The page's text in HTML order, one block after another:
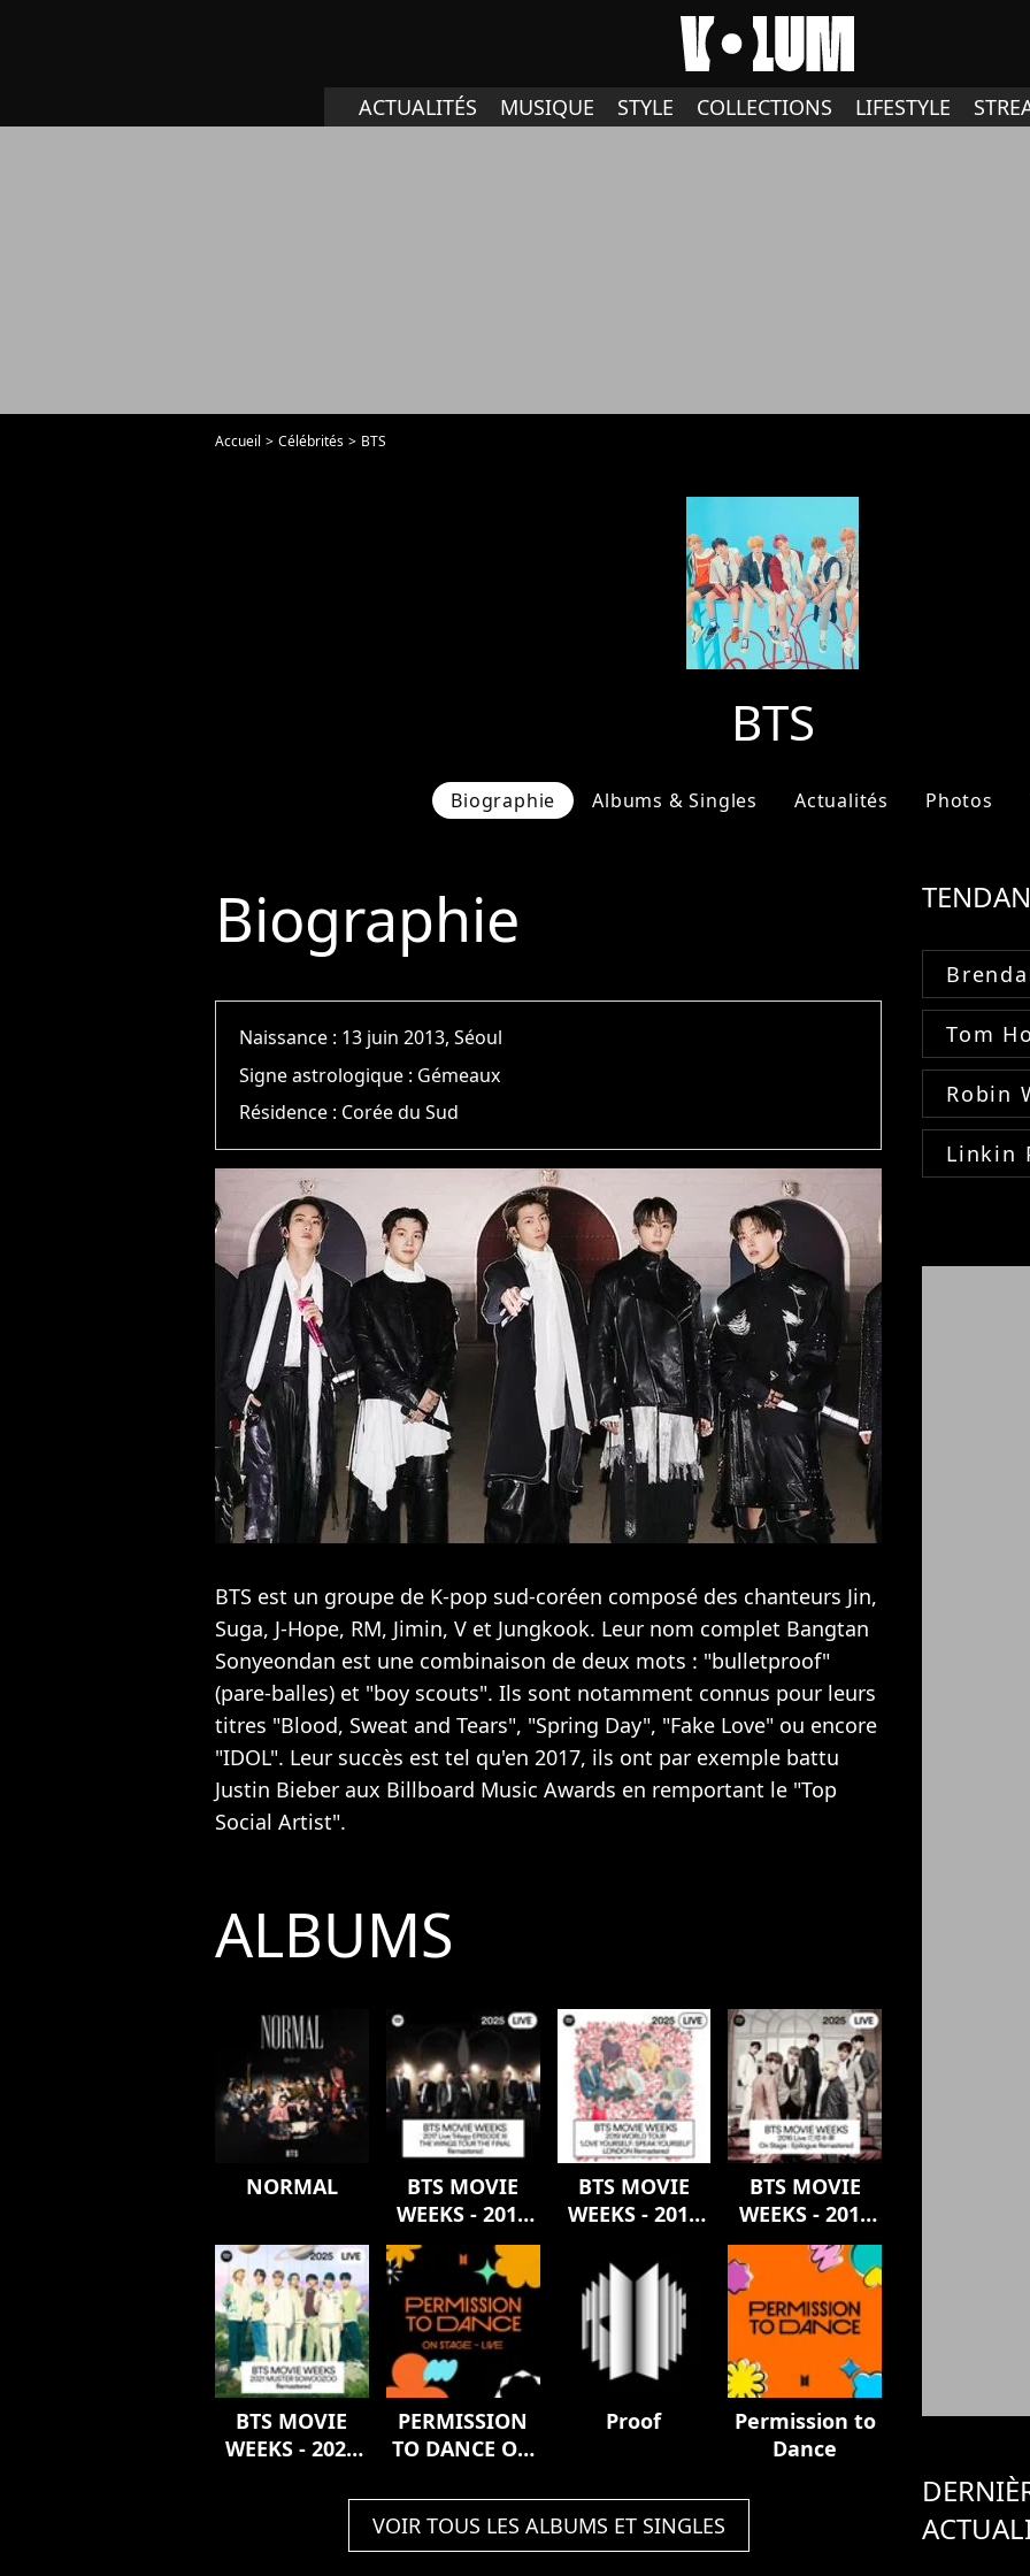
ACTUALITÉS MUSIQUE STYLE COLLECTIONS LIFESTYLE
Accueil Célébrités BTS
BTS
Biographie Albums & Singles Actualités Photos
Biographie
Naissance : 13 juin 2013, Séoul
Signe astrologique : Gémeaux
Résidence : Corée du Sud
BTS est un groupe de K-pop sud-coréen composé des chanteurs Jin,
Suga, J-Hope, RM, Jimin, V et Jungkook. Leur nom complet Bangtan
Sonyeondan est une combinaison de deux mots : "bulletproof"
(pare-balles) et "boy scouts". Ils sont notamment connus pour leurs
titres "Blood, Sweat and Tears", "Spring Day", "Fake Love" ou encore
"IDOL". Leur succès est tel qu'en 2017, ils ont par exemple battu
Justin Bieber aux Billboard Music Awards en remportant le "Top
Social Artist".
ALBUMS
NORMAL
BTS MOVIE
WEEKS - 2017
Live Trilogy
EPISODE III
THE WINGS
TOUR THE
FINAL
Remastered
BTS MOVIE
WEEKS - 2019
‘LOVE
YOURSELF:
SPEAK
YOURSELF’
LONDON
Remastered
BTS MOVIE
WEEKS - 2016
Live 花樣年華
On Stage :
Epilogue
Remastered
BTS MOVIE
WEEKS - 2021
SOWOOZOO
PERMISSION
TO DANCE ON
Proof
Permission to
Dance
VOIR TOUS LES ALBUMS ET SINGLES
Tom
Robin
Linkin